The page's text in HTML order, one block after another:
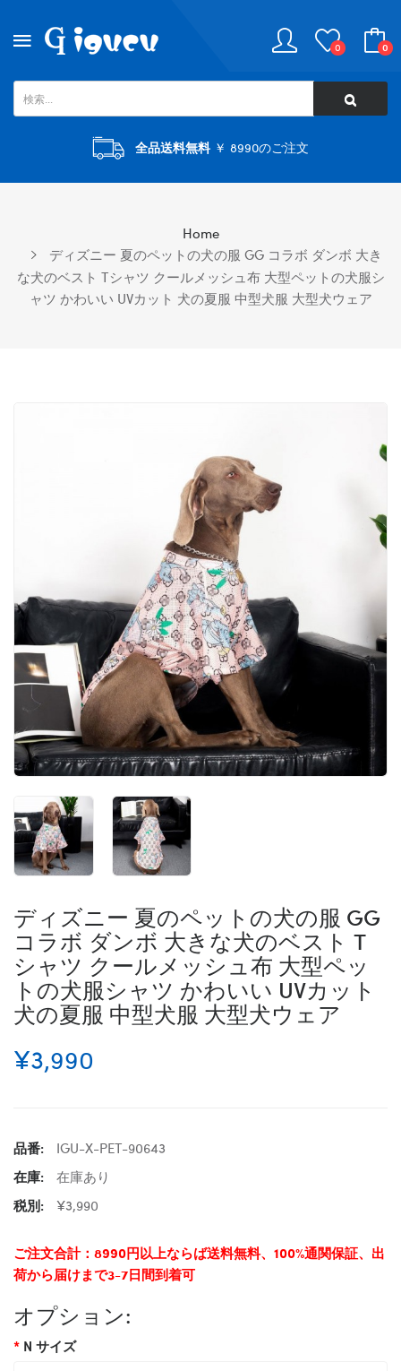
0 0
全品送料無料￥ 8990のご注文
Home
ディズニー 夏のペットの犬の服 GG コラボ ダンボ 大き
な犬のベスト Tシャツ クールメッシュ布 大型ペットの犬服シ
ャツ かわいい UVカット 犬の夏服 中型犬服 大型犬ウェア
ディズニー 夏のペットの犬の服 GG
コラボ ダンボ 大きな犬のベスト T
シャツ クールメッシュ布 大型ペッ
トの犬服シャツ かわいい UVカット
犬の夏服 中型犬服 大型犬ウェア
¥3,990
品番:
IGU-X-PET-90643
在庫:
在庫あり
税別:
¥3,990
ご注文合計：8990円以上ならば送料無料、100%通関保証、出
荷から届けまで3-7日間到着可
オプション:
N サイズ